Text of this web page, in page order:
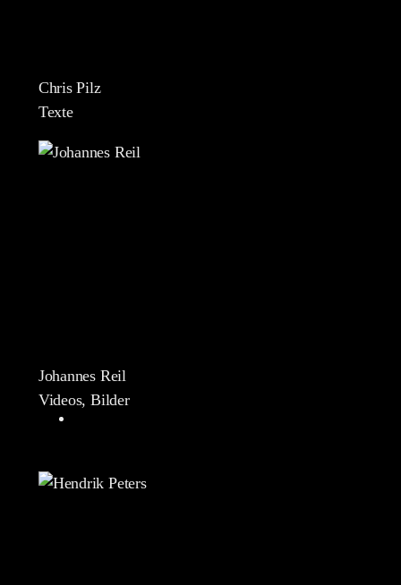
Chris Pilz
Texte
Johannes Reil
Videos, Bilder